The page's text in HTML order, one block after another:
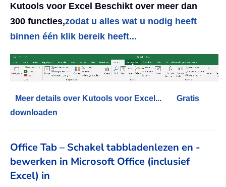
Kutools voor Excel Beschikt over meer dan
300 functies,zodat u alles wat u nodig heeft
binnen één klik bereik heeft...
Meer details over Kutools voor Excel...
Gratis
downloaden
Office Tab – Schakel tabbladenlezen en -
bewerken in Microsoft Office (inclusief
Excel) in